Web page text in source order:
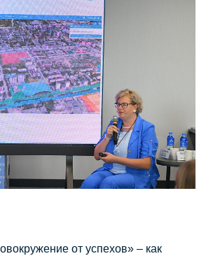
от успехов» – как